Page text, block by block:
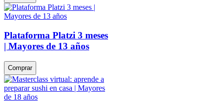
Plataforma Platzi 3 meses
| Mayores de 13 años
Comprar